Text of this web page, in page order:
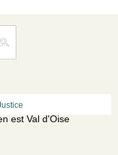
est Val d'Oise